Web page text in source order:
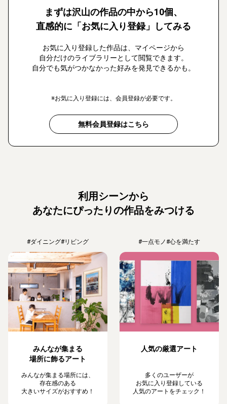
まずは沢山の作品の中から10個、
直感的に「お気に入り登録」してみる
お気に入り登録した作品は、マイページから
自分だけのライブラリーとして閲覧できます。
自分でも気がつかなかった好みを発見できるかも。
※お気に入り登録には、会員登録が必要です。
無料会員登録はこちら
利用シーンから
あなたにぴったりの作品をみつける
#ダイニング#リビング
みんなが集まる
場所に飾るアート
みんなが集まる場所には、
存在感のある
大きいサイズがおすすめ！
#一点モノ#心を満たす
人気の厳選アート
多くのユーザーが
お気に入り登録している
人気のアートをチェック！